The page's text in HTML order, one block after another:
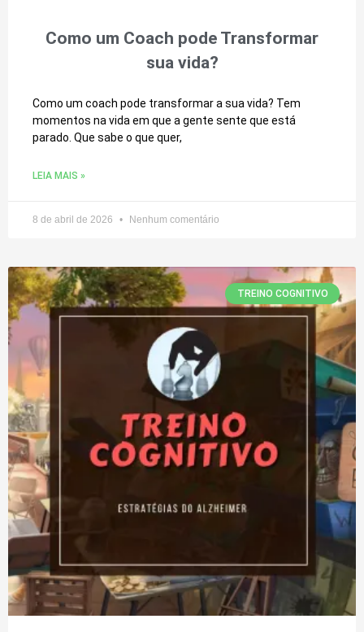
Como um Coach pode Transformar
sua vida?
Como um coach pode transformar a sua vida? Tem
momentos na vida em que a gente sente que está
parado. Que sabe o que quer,
LEIA MAIS »
8 de abril de 2026 Nenhum comentário
TREINO COGNITIVO